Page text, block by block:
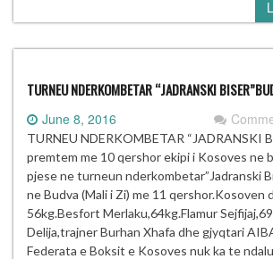
TURNEU NDERKOMBETAR “JADRANSKI
June 8, 2016
TURNEU NDERKOMBETAR “JADRANSKI
premtem me 10 qershor ekipi i Kosoves ne
pjese ne turneun nderkombetar”Jadranski
ne Budva (Mali i Zi) me 11 qershor.Kosoven
56kg.Besfort Merlaku,64kg.Flamur
Delija,trajner Burhan Xhafa dhe gjyqtari
Federata e Boksit e Kosoves nuk ka te